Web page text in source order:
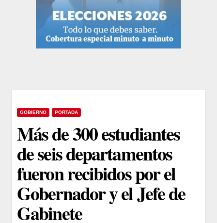
GOBIERNO PORTADA
Más de 300 estudiantes
de seis departamentos
fueron recibidos por el
Gobernador y el Jefe de
Gabinete